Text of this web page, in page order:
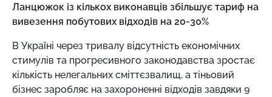
Ланцюжок із кількох виконавців збільшує тариф на
вивезення побутових відходів на 20-30%
В Україні через тривалу відсутність економічних
стимулів та прогресивного законодавства зростає
кількість нелегальних сміттєзвалищ, а тіньовий
бізнес заробляє на захороненні відходів завдяки 9